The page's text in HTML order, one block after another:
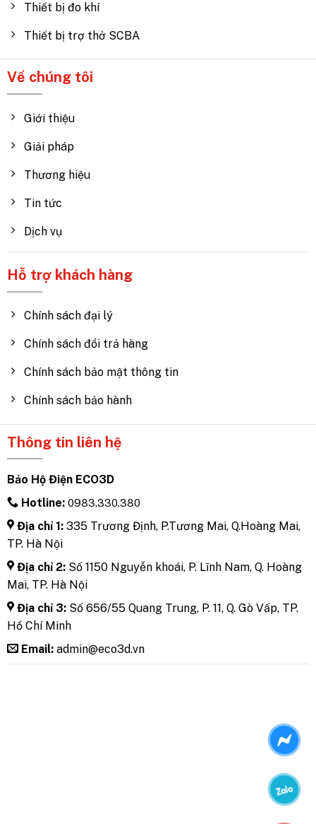
Thiết bị đo khí
Thiết bị trợ thở SCBA
Về chúng tôi
Giới thiệu
Giải pháp
Thương hiệu
Tin tức
Dịch vụ
Hỗ trợ khách hàng
Chính sách đại lý
Chính sách đổi trả hàng
Chính sách bảo mật thông tin
Chính sách bảo hành
Thông tin liên hệ
Bảo Hộ Điện ECO3D
Hotline: 0983.330.380
Địa chỉ 1: 335 Trương Định, P.Tương Mai, Q.Hoàng Mai,
TP. Hà Nội
Địa chỉ 2: Số 1150 Nguyễn khoái, P. Lĩnh Nam, Q. Hoàng
Mai, TP. Hà Nội
Địa chỉ 3: Số 656/55 Quang Trung, P. 11, Q. Gò Vấp, TP.
Hồ Chí Minh
Email: admin@eco3d.vn